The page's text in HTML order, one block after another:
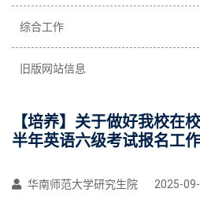
综合工作
旧版网站信息
【培养】关于做好我校在
半年英语六级考试报名工
华南师范大学研究生院 2025-